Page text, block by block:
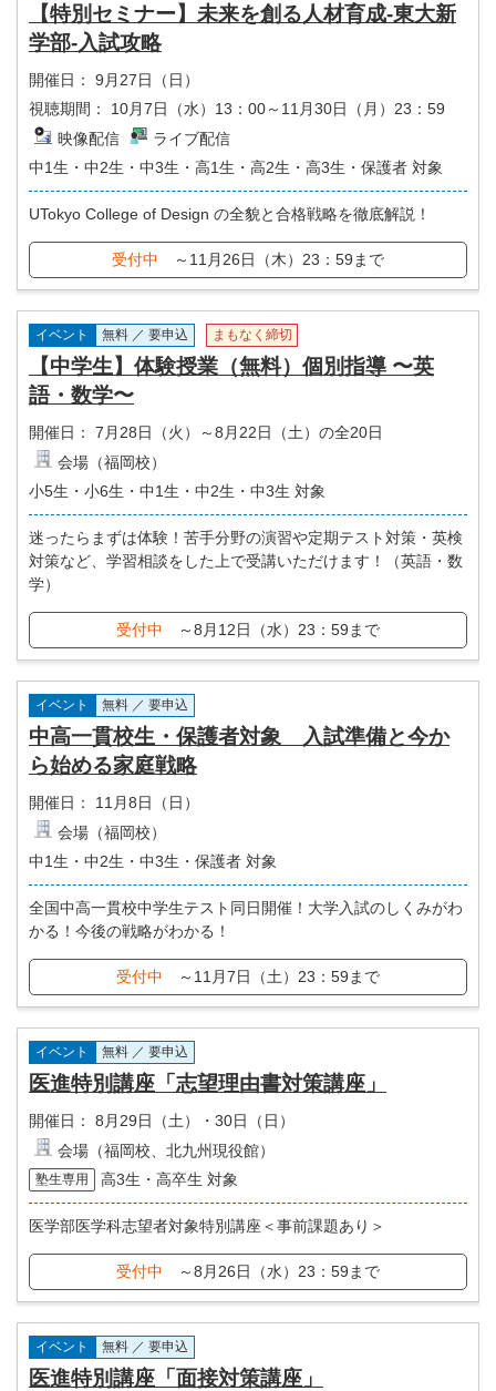
【特別セミナー】未来を創る人材育成-東大新
学部-入試攻略
開催日：
9月27日（日）
視聴期間：
10月7日（水）13：00～11月30日（月）23：59
映像配信
ライブ配信
中1生・中2生・中3生・高1生・高2生・高3生・保護者 対象
UTokyo College of Design の全貌と合格戦略を徹底解説！
受付中 ～11月26日（木）23：59まで
イベント 無料 ／ 要申込 まもなく締切
【中学生】体験授業（無料）個別指導 〜英
語・数学〜
開催日：
7月28日（火）～8月22日（土）の全20日
会場（福岡校）
小5生・小6生・中1生・中2生・中3生 対象
迷ったらまずは体験！苦手分野の演習や定期テスト対策・英検
対策など、学習相談をした上で受講いただけます！（英語・数
学）
受付中 ～8月12日（水）23：59まで
イベント 無料 ／ 要申込
中高一貫校生・保護者対象 入試準備と今か
ら始める家庭戦略
開催日：
11月8日（日）
会場（福岡校）
中1生・中2生・中3生・保護者 対象
全国中高一貫校中学生テスト同日開催！大学入試のしくみがわ
かる！今後の戦略がわかる！
受付中 ～11月7日（土）23：59まで
イベント 無料 ／ 要申込
医進特別講座「志望理由書対策講座」
開催日：
8月29日（土）・30日（日）
会場（福岡校、北九州現役館）
塾生専用 高3生・高卒生 対象
医学部医学科志望者対象特別講座＜事前課題あり＞
受付中 ～8月26日（水）23：59まで
イベント 無料 ／ 要申込
医進特別講座「面接対策講座」